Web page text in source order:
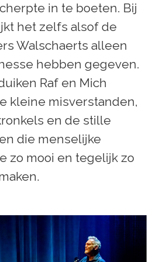
in te boeten. Bij
het zelfs alsof de
Walschaerts alleen
hebben gegeven.
Raf en Mich
kleine misverstanden,
en de stille
die menselijke
zo mooi en tegelijk zo